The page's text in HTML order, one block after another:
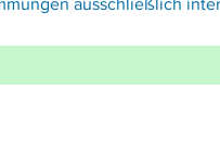
ausschließlich